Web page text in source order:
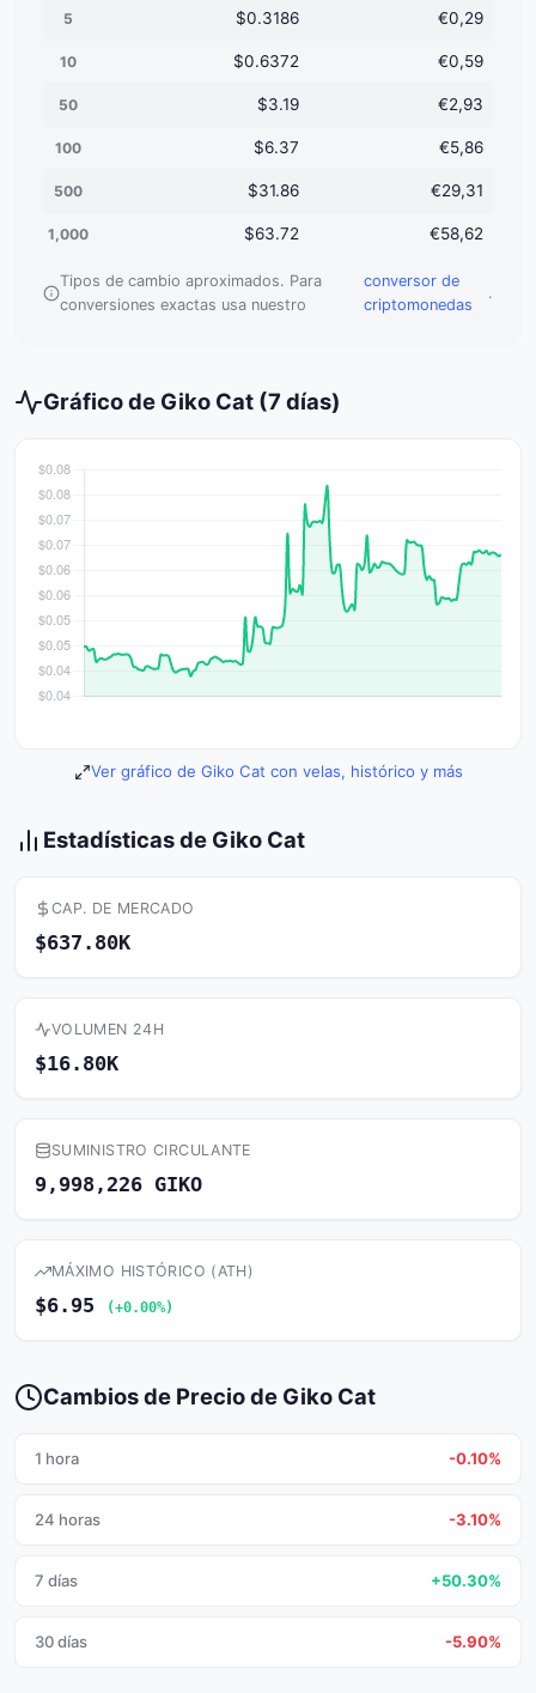
5 $0.3186 €0,29
10 $0.6372 €0,59
50 $3.19 €2,93
100 $6.37 €5,86
500 $31.86 €29,31
1,000 $63.72 €58,62
Tipos de cambio aproximados. Para
conversiones exactas usa nuestro
conversor de
criptomonedas
.
Gráfico de Giko Cat (7 días)
Ver gráfico de Giko Cat con velas, histórico y más
Estadísticas de Giko Cat
CAP. DE MERCADO
$637.80K
VOLUMEN 24H
$16.80K
SUMINISTRO CIRCULANTE
9,998,226 GIKO
MÁXIMO HISTÓRICO (ATH)
$6.95 (+0.00%)
Cambios de Precio de Giko Cat
1 hora -0.10%
24 horas -3.10%
7 días +50.30%
30 días -5.90%